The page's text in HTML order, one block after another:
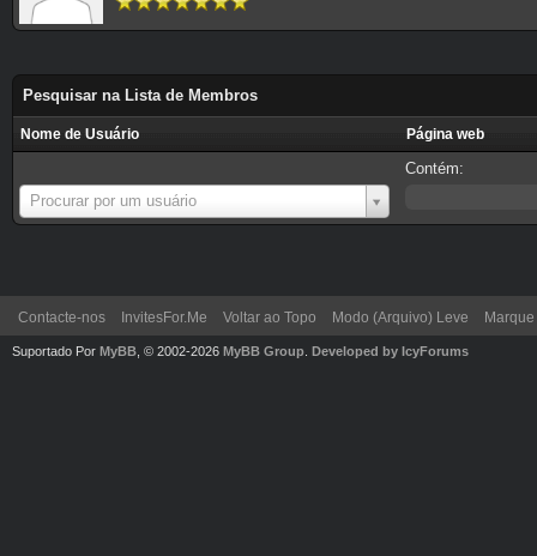
Pesquisar na Lista de Membros
Nome de Usuário Página web
Procurar por um usuário
Nome
de
Contém:
Contacte-nos InvitesFor.Me Voltar ao Topo Modo (Arquivo) Leve
Suportado Por MyBB , © 2002-2026 MyBB Group Developed by IcyForums